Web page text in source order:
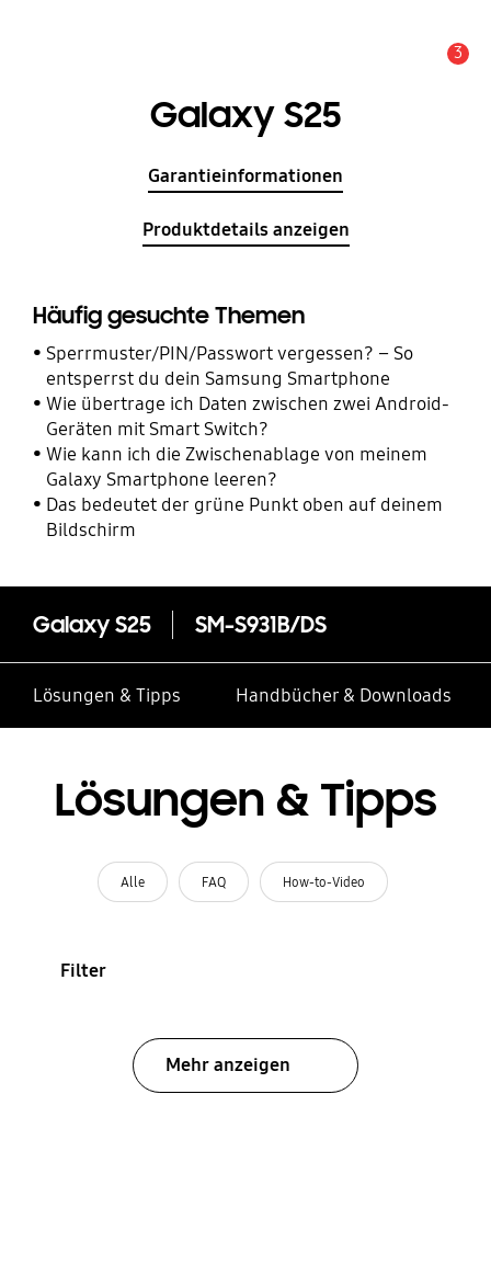
3
Galaxy S25
Garantieinformationen
Produktdetails anzeigen
Häufig gesuchte Themen
Sperrmuster/PIN/Passwort vergessen? – So
entsperrst du dein Samsung Smartphone
Wie übertrage ich Daten zwischen zwei Android-
Geräten mit Smart Switch?
Wie kann ich die Zwischenablage von meinem
Galaxy Smartphone leeren?
Das bedeutet der grüne Punkt oben auf deinem
Bildschirm
Galaxy S25 SM-S931B/DS
Lösungen & Tipps Handbücher & Downloads
Lösungen & Tipps
Alle FAQ How-to-Video
Filter
Mehr anzeigen